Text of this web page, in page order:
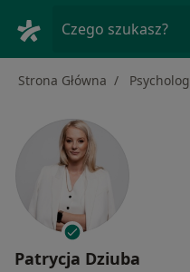
Czego szukasz?
Strona Główna Psycholog
Patrycja Dziuba